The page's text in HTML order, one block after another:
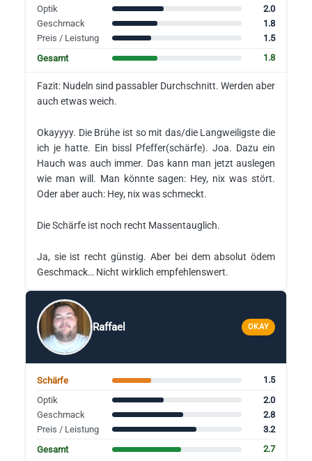
Optik
2.0
Geschmack
1.8
Preis / Leistung
1.5
Gesamt
1.8
Fazit: Nudeln sind passabler Durchschnitt. Werden aber
auch etwas weich.
Okayyyy. Die Brühe ist so mit das/die Langweiligste die
ich je hatte. Ein bissl Pfeffer(schärfe). Joa. Dazu ein
Hauch was auch immer. Das kann man jetzt auslegen
wie man will. Man könnte sagen: Hey, nix was stört.
Oder aber auch: Hey, nix was schmeckt.
Die Schärfe ist noch recht Massentauglich.
Ja, sie ist recht günstig. Aber bei dem absolut ödem
Geschmack… Nicht wirklich empfehlenswert.
Raffael OKAY
Schärfe
1.5
Optik
2.0
Geschmack
2.8
Preis / Leistung
3.2
Gesamt
2.7